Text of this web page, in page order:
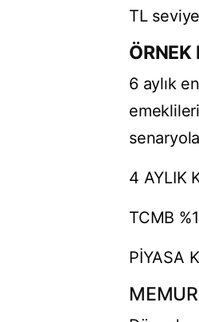
TL
6 aylık
4 AYLIK
TCMB
PİYASA